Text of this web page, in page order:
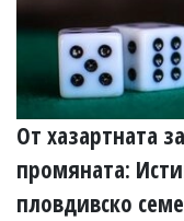
От хазартната
промяната:
пловдивско